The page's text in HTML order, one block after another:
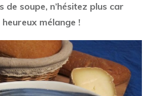
de soupe, n’hésitez plus car
heureux mélange !